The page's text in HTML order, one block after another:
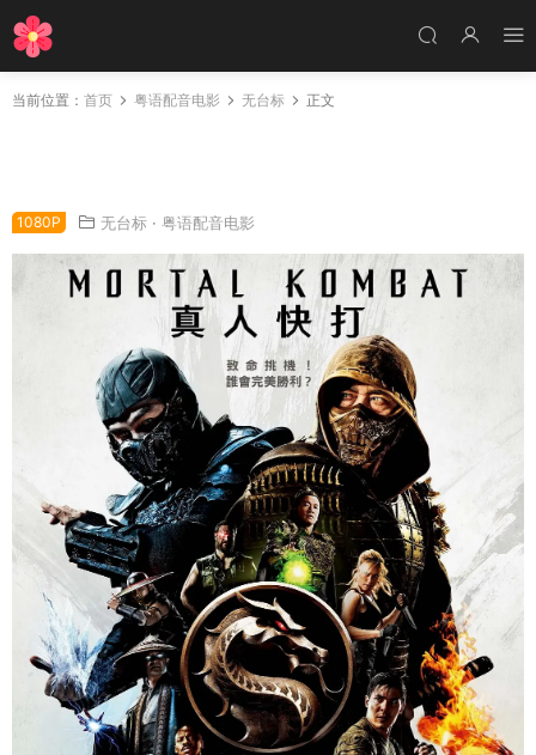
当前位置： 首页 粤语配音电影 无台标 正文
1080P 无台标 · 粤语配音电影